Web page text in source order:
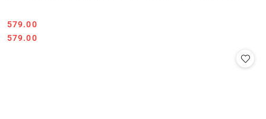
Cena:
579.00
Cena:
579.00